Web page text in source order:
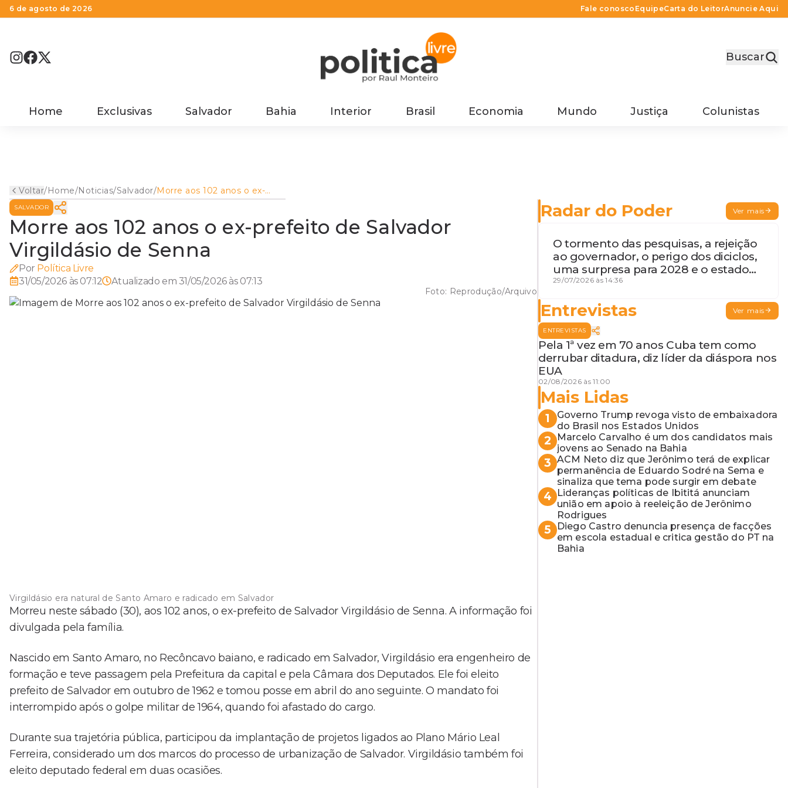
6 de agosto de 2026 Fale conosco EquipeCarta do LeitorAnuncie Aqui
Buscar
Home Exclusivas Salvador Bahia Interior Brasil Economia Mundo Justiça Colunistas
Voltar/Home/Noticias/Salvador/Morre aos 102 anos o ex-
prefeito de Salvador
SALVADOR
Morre aos 102 anos o ex-prefeito de Salvador
Virgildásio de Senna
Por Política Livre
31/05/2026 às 07:12
Atualizado em 31/05/2026 às 07:13
Foto: Reprodução/Arquivo
Virgildásio era natural de Santo Amaro e radicado em Salvador
Morreu neste sábado (30), aos 102 anos, o ex-prefeito de Salvador Virgildásio de Senna. A informação foi
divulgada pela família.
Nascido em Santo Amaro, no Recôncavo baiano, e radicado em Salvador, Virgildásio era engenheiro de
formação e teve passagem pela Prefeitura da capital e pela Câmara dos Deputados. Ele foi eleito
prefeito de Salvador em outubro de 1962 e tomou posse em abril do ano seguinte. O mandato foi
interrompido após o golpe militar de 1964, quando foi afastado do cargo.
Durante sua trajetória pública, participou da implantação de projetos ligados ao Plano Mário Leal
Ferreira, considerado um dos marcos do processo de urbanização de Salvador. Virgildásio também foi
eleito deputado federal em duas ocasiões.
Radar do Poder Ver mais
O tormento das pesquisas, a rejeição
ao governador, o perigo dos diciclos,
uma surpresa para 2028 e o estado
de terceira guerra mundial
29/07/2026 às 14:36
Entrevistas Ver mais
ENTREVISTAS
Pela 1ª vez em 70 anos Cuba tem como
derrubar ditadura, diz líder da diáspora nos
EUA
02/08/2026 às 11:00
Mais Lidas
1
Governo Trump revoga visto de embaixadora
do Brasil nos Estados Unidos
2
Marcelo Carvalho é um dos candidatos mais
jovens ao Senado na Bahia
3 ACM Neto diz que Jerônimo terá de explicar
permanência de Eduardo Sodré na Sema e
sinaliza que tema pode surgir em debate
4
Lideranças políticas de Ibititá anunciam
união em apoio à reeleição de Jerônimo
Rodrigues
5
Diego Castro denuncia presença de facções
em escola estadual e critica gestão do PT na
Bahia